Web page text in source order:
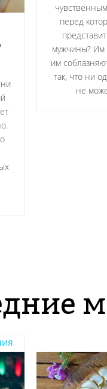
перед
мужчины? Им
им
так, что ни
не